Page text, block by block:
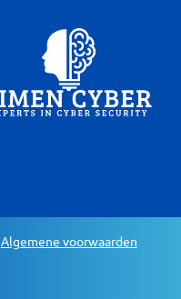
Algemene voorwaarden